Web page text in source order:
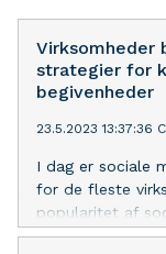
Virksomheder
strategier for
begivenheder
23.5.2023 13:37:36
I dag er sociale
for de fleste
popularitet af
virksomheder at